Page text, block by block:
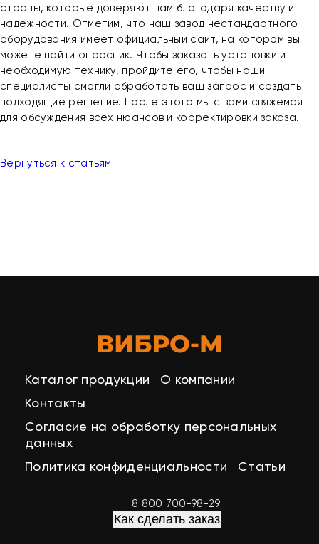
страны, которые доверяют нам благодаря качеству и
надежности. Отметим, что наш завод нестандартного
оборудования имеет официальный сайт, на котором вы
можете найти опросник. Чтобы заказать установки и
необходимую технику, пройдите его, чтобы наши
специалисты смогли обработать ваш запрос и создать
подходящие решение. После этого мы с вами свяжемся
для обсуждения всех нюансов и корректировки заказа.
Вернуться к статьям
Каталог продукции
О компании
Контакты
Согласие на обработку персональных
данных
Политика конфиденциальности
Статьи
8 800 700-98-29
Как сделать заказ